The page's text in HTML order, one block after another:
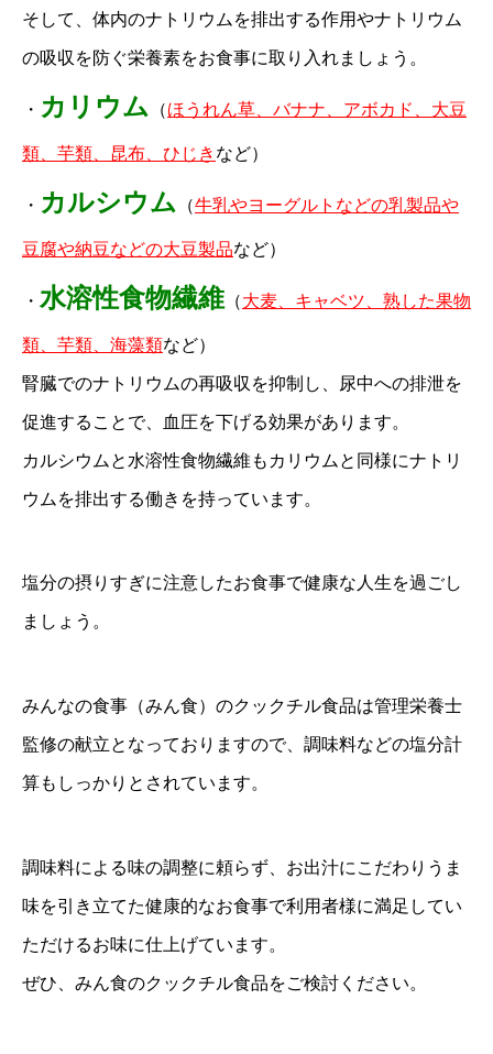
そして、体内のナトリウムを排出する作用やナトリウム
の吸収を防ぐ栄養素をお食事に取り入れましょう。
・ カリウム （ほうれん草、バナナ、アボカド、大豆
類、芋類、昆布、ひじきなど）
・ カルシウム （牛乳やヨーグルトなどの乳製品や
豆腐や納豆などの大豆製品など）
・ 水溶性食物繊維（大麦、キャベツ、熟した果物
類、芋類、海藻類など）
腎臓でのナトリウムの再吸収を抑制し、尿中への排泄を
促進することで、血圧を下げる効果があります。
カルシウムと水溶性食物繊維もカリウムと同様にナトリ
ウムを排出する働きを持っています。
塩分の摂りすぎに注意したお食事で健康な人生を過ごし
ましょう。
みんなの食事（みん食）のクックチル食品は管理栄養士
監修の献立となっておりますので、調味料などの塩分計
算もしっかりとされています。
調味料による味の調整に頼らず、お出汁にこだわりうま
味を引き立てた健康的なお食事で利用者様に満足してい
ただけるお味に仕上げています。
ぜひ、みん食のクックチル食品をご検討ください。